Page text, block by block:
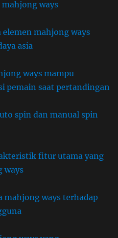
ways
mahjong ways
asia
ways mampu
pemain saat pertandingan
spin dan manual spin
fitur utama yang
ways
mahjong ways terhadap